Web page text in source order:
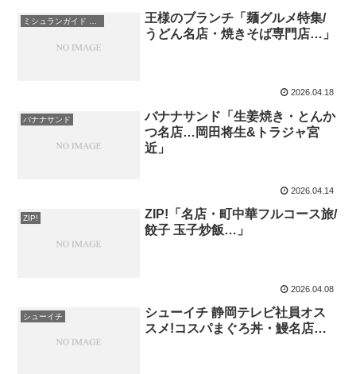
ミシュランガイド ビブグルマン
王様のブランチ「麺グルメ特集/
うどん名店・焼きそば専門店…」
2026.04.18
バナナサンド
バナナサンド「生姜焼き・とんか
つ名店…岡田将生&トラジャ宮
近」
2026.04.14
ZIP!
ZIP!「名店・町中華フルコース旅/
餃子 玉子炒飯…」
2026.04.08
シューイチ
シューイチ 静岡テレビ社員オス
スメ!コスパまぐろ丼・鰻名店…